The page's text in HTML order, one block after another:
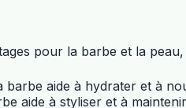
pour la barbe et la
aide à hydrater et à
aide à styliser et à